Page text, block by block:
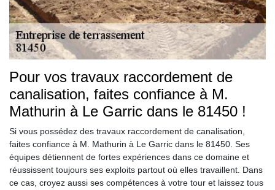
Pour vos travaux raccordement de
canalisation, faites confiance à M.
Mathurin à Le Garric dans le 81450 !
Si vous possédez des travaux raccordement de canalisation,
faites confiance à M. Mathurin à Le Garric dans le 81450. Ses
équipes détiennent de fortes expériences dans ce domaine et
réussissent toujours ses exploits partout où elles travaillent. Dans
ce cas, croyez aussi ses compétences à votre tour et laissez tous